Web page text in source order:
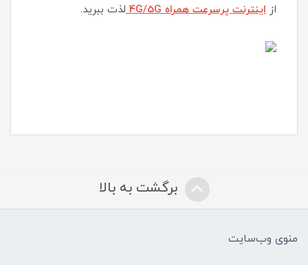
از اینترنت پرسرعت همراه 4G/5G لذت ببرید.
برگشت به بالا
منوی وب‌سایت